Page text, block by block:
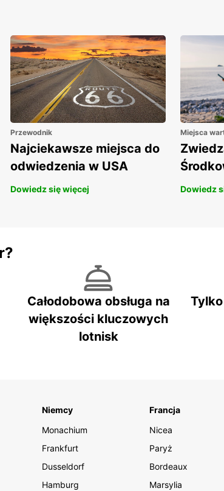
Przewodnik
Najciekawsze miejsca do
odwiedzenia w USA
Dowiedz się więcej
Miejsca
Dowiedz
Całodobowa obsługa na
większości kluczowych
lotnisk
Niemcy
Monachium
Frankfurt
Dusseldorf
Hamburg
Francja
Nicea
Paryż
Bordeaux
Marsylia